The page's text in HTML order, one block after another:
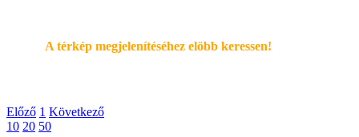
A térkép megjelenítéséhez elöbb keressen!
Előző 1 Következő
10 20 50